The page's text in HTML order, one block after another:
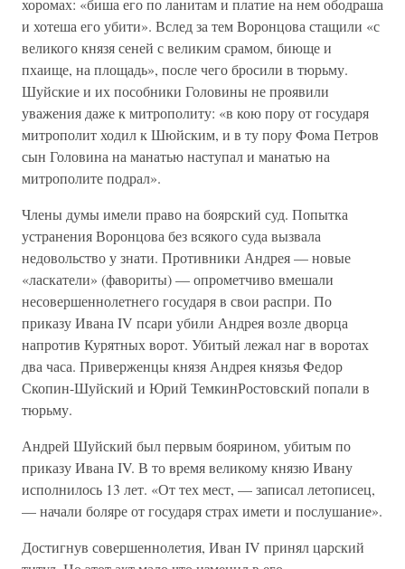
хоромах: «биша его по ланитам и платие на нем ободраша
и хотеша его убити». Вслед за тем Воронцова стащили «с
великого князя сеней с великим срамом, биюще и
пхаище, на площадь», после чего бросили в тюрьму.
Шуйские и их пособники Головины не проявили
уважения даже к митрополиту: «в кою пору от государя
митрополит ходил к Шюйским, и в ту пору Фома Петров
сын Головина на манатью наступал и манатью на
митрополите подрал».
Члены думы имели право на боярский суд. Попытка
устранения Воронцова без всякого суда вызвала
недовольство у знати. Противники Андрея — новые
«ласкатели» (фавориты) — опрометчиво вмешали
несовершеннолетнего государя в свои распри. По
приказу Ивана IV псари убили Андрея возле дворца
напротив Курятных ворот. Убитый лежал наг в воротах
два часа. Приверженцы князя Андрея князья Федор
Скопин-Шуйский и Юрий ТемкинРостовский попали в
тюрьму.
Андрей Шуйский был первым боярином, убитым по
приказу Ивана IV. В то время великому князю Ивану
исполнилось 13 лет. «От тех мест, — записал летописец,
— начали боляре от государя страх имети и послушание».
Достигнув совершеннолетия, Иван IV принял царский